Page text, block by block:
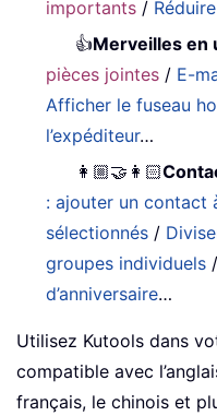
importants /
👍Merveilles en
pièces jointes / E-
Afficher le fuseau
l’expéditeur…
👩🏼‍🤝‍👩🏻
: ajouter un contact
sélectionnés /
groupes individuels /
d’anniversaire…
Utilisez Kutools dans
compatible avec
français, le chinois et